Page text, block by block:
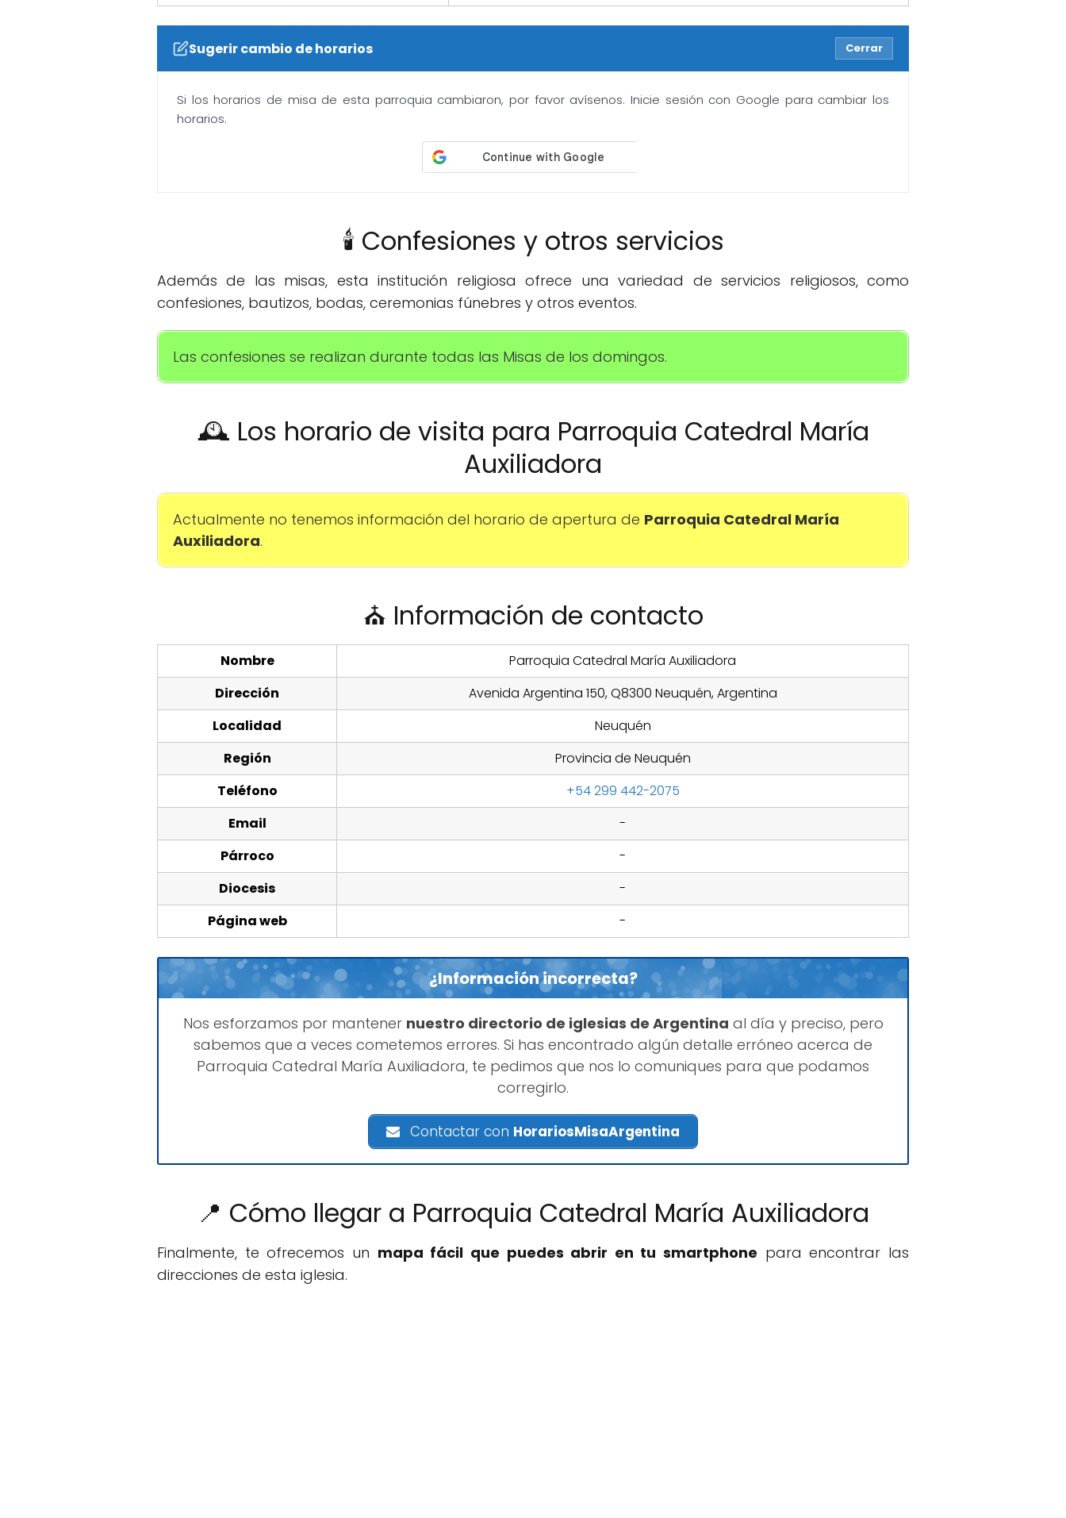
Sugerir cambio de horarios Cerrar
Si los horarios de misa de esta parroquia cambiaron, por favor avísenos. Inicie sesión con Google para cambiar los
horarios.
🕯️ Confesiones y otros servicios
Además de las misas, esta institución religiosa ofrece una variedad de servicios religiosos, como
confesiones, bautizos, bodas, ceremonias fúnebres y otros eventos.
Las confesiones se realizan durante todas las Misas de los domingos.
🕰️ Los horario de visita para Parroquia Catedral María
Auxiliadora
Actualmente no tenemos información del horario de apertura de Parroquia Catedral María
Auxiliadora.
⛪ Información de contacto
Nombre
Parroquia Catedral María Auxiliadora
Dirección
Avenida Argentina 150, Q8300 Neuquén, Argentina
Localidad
Neuquén
Región
Provincia de Neuquén
Teléfono
+54 299 442-2075
Email
-
Párroco
-
Diocesis
-
Página web
-
¿Información incorrecta?
Nos esforzamos por mantener nuestro directorio de iglesias de Argentina al día y preciso, pero
sabemos que a veces cometemos errores. Si has encontrado algún detalle erróneo acerca de
Parroquia Catedral María Auxiliadora, te pedimos que nos lo comuniques para que podamos
corregirlo.
Contactar con HorariosMisaArgentina
📍 Cómo llegar a Parroquia Catedral María Auxiliadora
Finalmente, te ofrecemos un mapa fácil que puedes abrir en tu smartphone para encontrar las
direcciones de esta iglesia.